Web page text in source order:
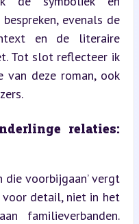
evenals de
en de literaire
Tot slot reflecteer ik
deze roman, ook
relaties:
die voorbijgaan’ vergt
voor detail, niet in het
familieverbanden.